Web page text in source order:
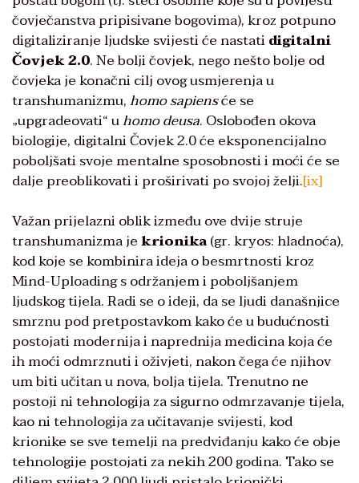
čovječanstva pripisivane bogovima), kroz potpuno
digitaliziranje ljudske svijesti će nastatidigitalni
Čovjek 2.0. Ne bolji čovjek, nego nešto bolje od
čovjeka je konačni cilj ovog usmjerenja u
transhumanizmu,homo sapiensće se
„upgradeovati“ uhomo deusa. Oslobođen okova
biologije, digitalni Čovjek 2.0 će eksponencijalno
poboljšati svoje mentalne sposobnosti i moći će se
dalje preoblikovati i proširivati po svojoj želji.[ix]
Važan prijelazni oblik između ove dvije struje
transhumanizma jekrionika(gr. kryos: hladnoća),
kod koje se kombinira ideja o besmrtnosti kroz
Mind-Uploading s održanjem i poboljšanjem
ljudskog tijela. Radi se o ideji, da se ljudi današnjice
smrznu pod pretpostavkom kako će u budućnosti
postojati modernija i naprednija medicina koja će
ih moći odmrznuti i oživjeti, nakon čega će njihov
um biti učitan u nova, bolja tijela. Trenutno ne
postoji ni tehnologija za sigurno odmrzavanje tijela,
kao ni tehnologija za učitavanje svijesti, kod
krionike se sve temelji na predviđanju kako će obje
tehnologije postojati za nekih 200 godina. Tako se